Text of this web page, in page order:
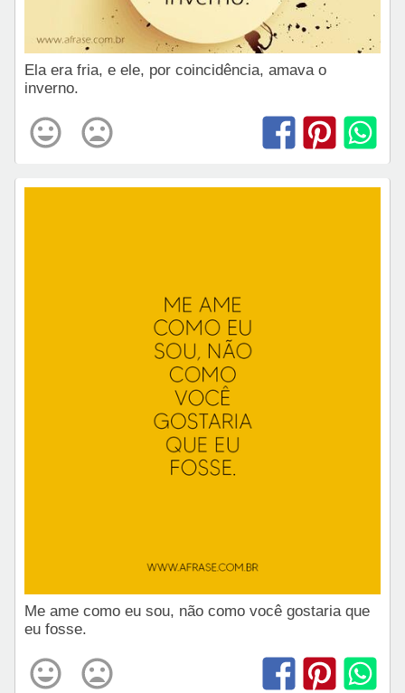
Ela era fria, e ele, por coincidência, amava o
inverno.
Me ame como eu sou, não como você gostaria que
eu fosse.